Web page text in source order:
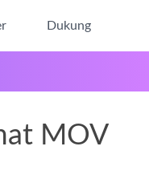
Dukung
MOV